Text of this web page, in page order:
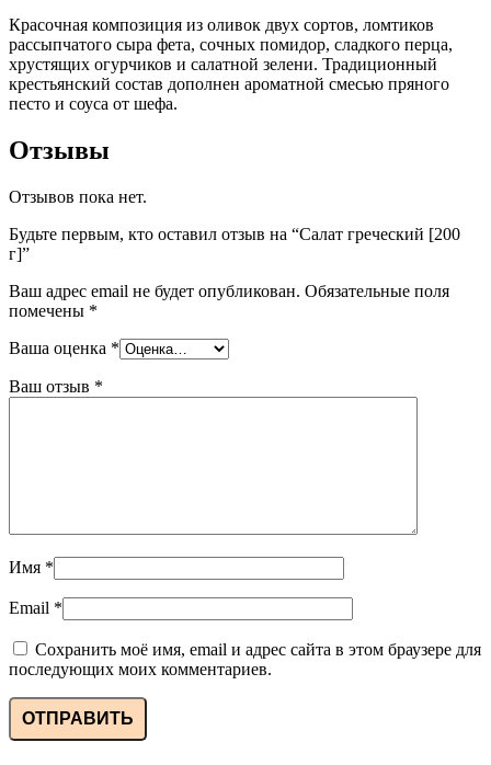
Красочная композиция из оливок двух сортов, ломтиков
рассыпчатого сыра фета, сочных помидор, сладкого перца,
хрустящих огурчиков и салатной зелени. Традиционный
крестьянский состав дополнен ароматной смесью пряного
песто и соуса от шефа.
Отзывы
Отзывов пока нет.
Будьте первым, кто оставил отзыв на “Салат греческий [200
г]”
Ваш адрес email не будет опубликован. Обязательные поля
помечены *
Ваша оценка *
Ваш отзыв *
Имя *
Email *
Сохранить моё имя, email и адрес сайта в этом браузере для
последующих моих комментариев.